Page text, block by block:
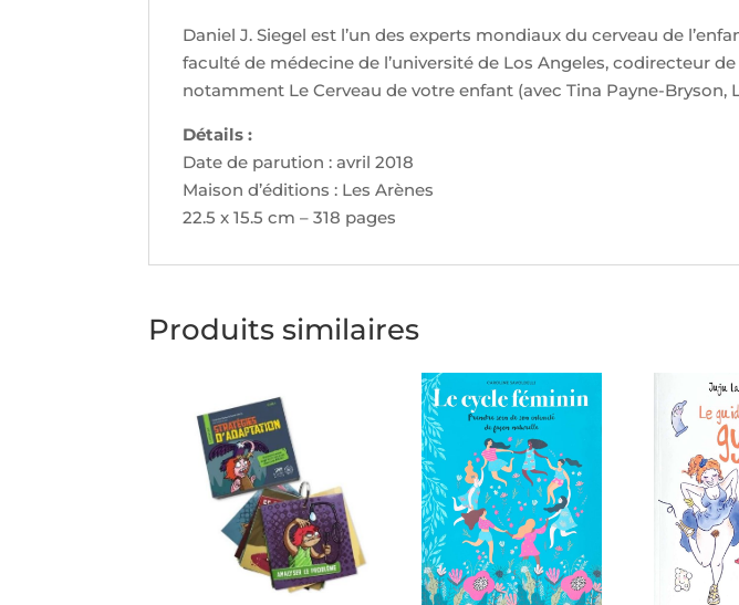
Daniel J. Siegel est l’un des experts mondiaux du cerveau de
faculté de médecine de l’université de Los Angeles, codirecteur
notamment Le Cerveau de votre enfant (avec Tina Payne-Bryson,
Détails :
Date de parution : avril 2018
Maison d’éditions : Les Arènes
22.5 x 15.5 cm – 318 pages
Produits similaires